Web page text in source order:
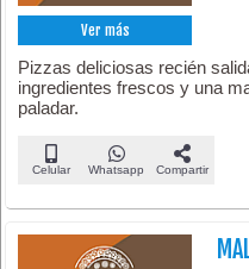
Ver más
Pizzas deliciosas recién
ingredientes frescos y una
paladar.
Celular Whatsapp Compartir